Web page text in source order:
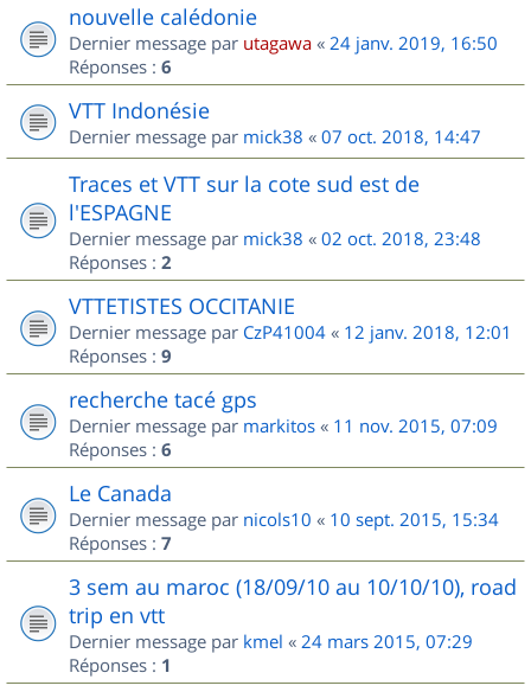
nouvelle calédonie
Dernier message par utagawa « 24 janv. 2019, 16:50
Réponses : 6
VTT Indonésie
Dernier message par mick38 « 07 oct. 2018, 14:47
Traces et VTT sur la cote sud est de
l'ESPAGNE
Dernier message par mick38 « 02 oct. 2018, 23:48
Réponses : 2
VTTETISTES OCCITANIE
Dernier message par CzP41004 « 12 janv. 2018, 12:01
Réponses : 9
recherche tacé gps
Dernier message par markitos « 11 nov. 2015, 07:09
Réponses : 6
Le Canada
Dernier message par nicols10 « 10 sept. 2015, 15:34
Réponses : 7
3 sem au maroc (18/09/10 au 10/10/10), road
trip en vtt
Dernier message par kmel « 24 mars 2015, 07:29
Réponses : 1